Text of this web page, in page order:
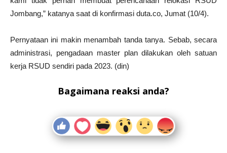
Jombang,” katanya saat di konfirmasi duta.co, Jumat (10/4).
Pernyataan ini makin menambah tanda tanya. Sebab, secara
administrasi, pengadaan master plan dilakukan oleh satuan
kerja RSUD sendiri pada 2023. (din)
Bagaimana reaksi anda?